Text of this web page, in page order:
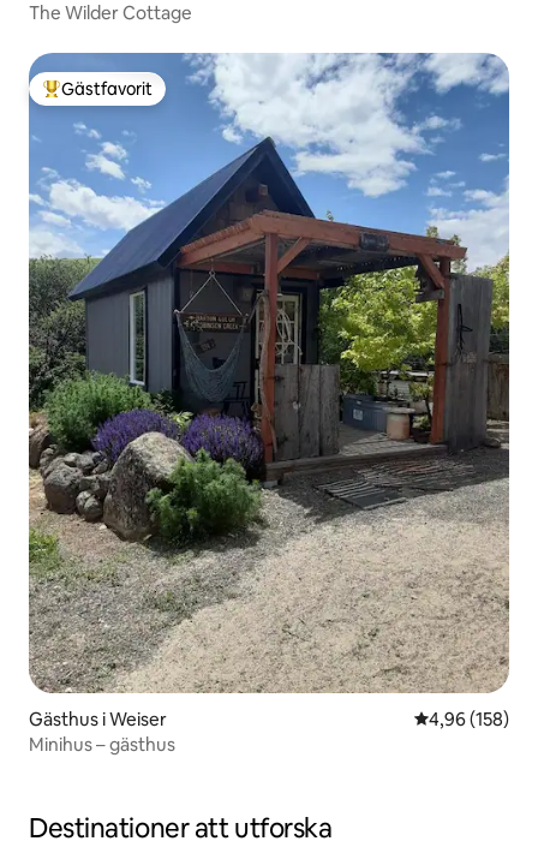
The Wilder Cottage
Populär gästfavorit
Gästfavorit
Gästhus i Weiser 4,96 av 5 i
4,96 (158)
Minihus – gästhus
Destinationer att utforska